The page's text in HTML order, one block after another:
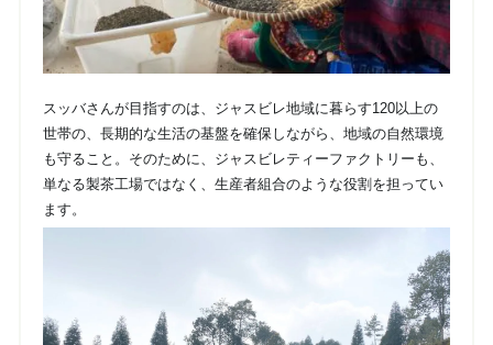
スッバさんが目指すのは、ジャスビレ地域に暮らす120以上の
世帯の、長期的な生活の基盤を確保しながら、地域の自然環境
も守ること。そのために、ジャスビレティーファクトリーも、
単なる製茶工場ではなく、生産者組合のような役割を担ってい
ます。